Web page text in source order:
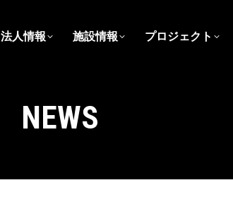
法人情報 施設情報 プロジェクト
NEWS